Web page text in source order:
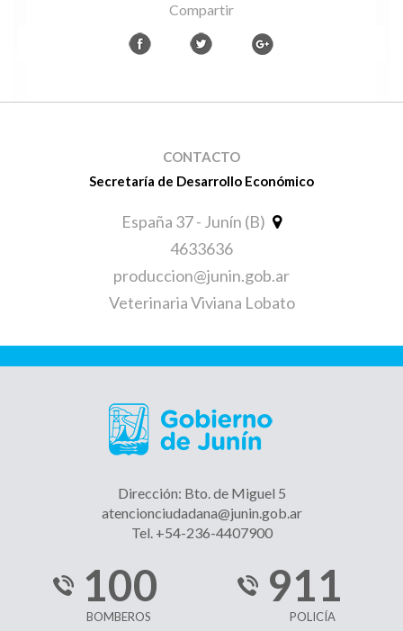
Compartir
CONTACTO
Secretaría de Desarrollo Económico
España 37 - Junín (B)
4633636
produccion@junin.gob.ar
Veterinaria Viviana Lobato
Dirección: Bto. de Miguel 5
atencionciudadana@junin.gob.ar
Tel. +54-236-4407900
100
BOMBEROS
911
POLICÍA